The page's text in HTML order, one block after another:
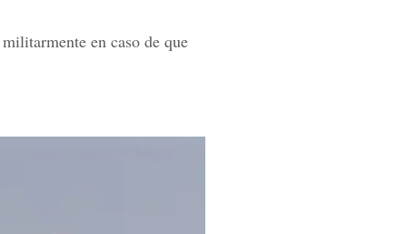
en caso de que